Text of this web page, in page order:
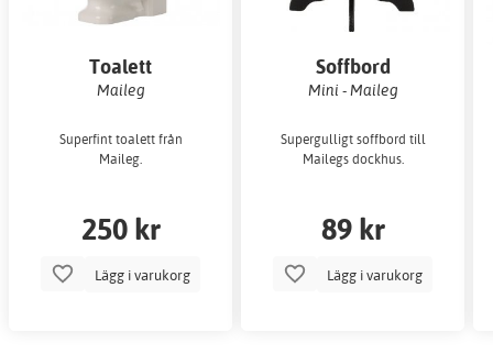
Toalett
Maileg
Superfint toalett från
Maileg.
250 kr
Lägg i varukorg
Soffbord
Mini - Maileg
Supergulligt soffbord till
Mailegs dockhus.
89 kr
Lägg i varukorg